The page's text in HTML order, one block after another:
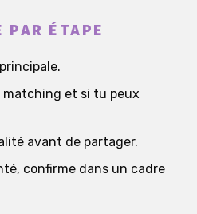
PAR ÉTAPE
matching et si tu peux
avant de partager.
confirme dans un cadre